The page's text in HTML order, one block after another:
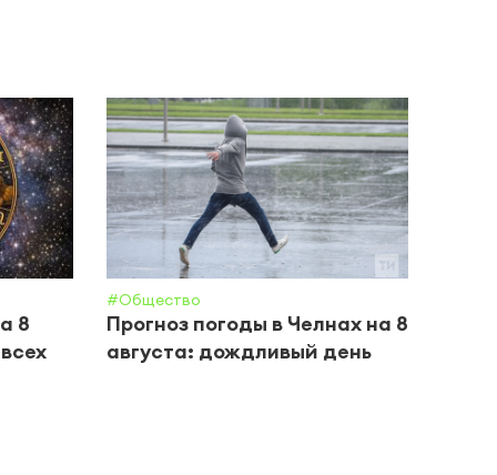
8
#Общество
Прогноз погоды в Челнах на 8
августа: дождливый день